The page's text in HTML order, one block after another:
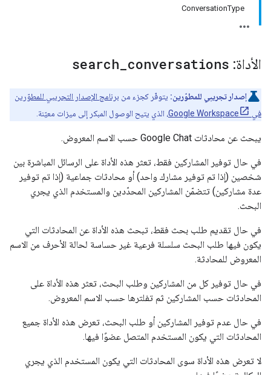
ConversationType
الأداة: search conversations
إصدار تجريبي للمطوّرين: يتوفّر كجزء من برنامج الإصدار التجريبي للمطوّرين
في Google Workspace
، الذي يتيح الوصول المبكر إلى ميزات معيّنة.
يبحث عن محادثات Google Chat حسب الاسم المعروض.
في حال توفير المشاركين فقط، تعثر هذه الأداة على الرسائل المباشرة بين
شخصين (إذا تم توفير مشارك واحد) أو محادثات جماعية (إذا تم توفير
عدة مشاركين) تتضمّن المشاركين المحدّدين والمستخدم الذي يجري
البحث.
في حال تقديم طلب بحث فقط، تبحث هذه الأداة عن المحادثات التي
يكون فيها طلب البحث سلسلة فرعية غير حساسة لحالة الأحرف من الاسم
المعروض للمحادثة.
في حال توفير كل من المشاركين وطلب البحث، تعثر هذه الأداة على
المحادثات حسب المشاركين ثم تفلترها حسب الاسم المعروض.
في حال عدم توفير المشاركين أو طلب البحث، تعرض هذه الأداة جميع
المحادثات التي يكون المستخدم المتصل عضوًا فيها.
لا تعرض هذه الأداة سوى المحادثات التي يكون المستخدم الذي يجري